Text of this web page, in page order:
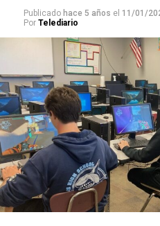
Publicado hace 5 años el 11/01/
Por Telediario